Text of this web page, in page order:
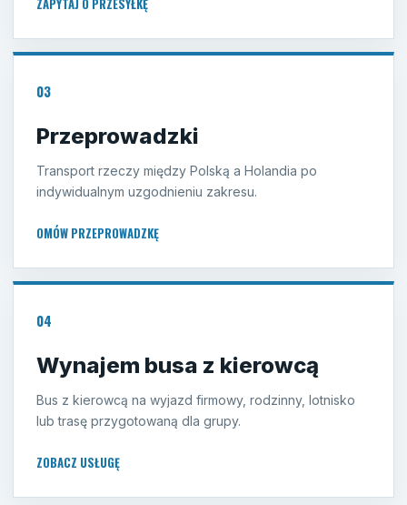
ZAPYTAJ O PRZESYŁKĘ
03
Przeprowadzki
Transport rzeczy między Polską a Holandia po
indywidualnym uzgodnieniu zakresu.
OMÓW PRZEPROWADZKĘ
04
Wynajem busa z kierowcą
Bus z kierowcą na wyjazd firmowy, rodzinny, lotnisko
lub trasę przygotowaną dla grupy.
ZOBACZ USŁUGĘ